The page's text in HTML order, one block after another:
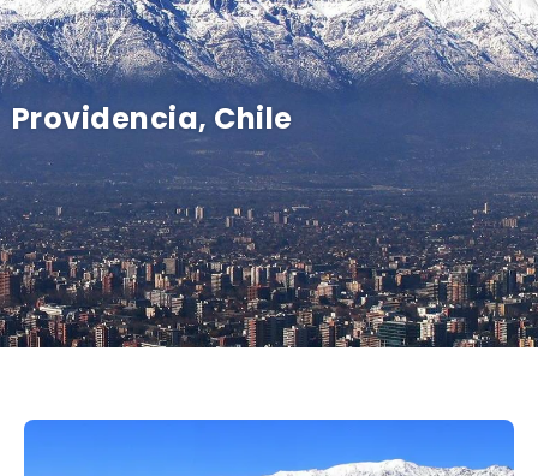
Providencia, Chile